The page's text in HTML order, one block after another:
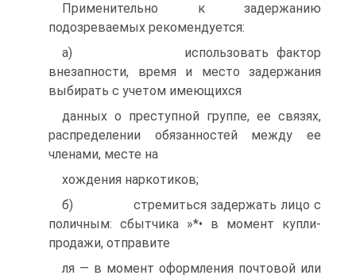
Применительно к задержанию
подозреваемых рекомендуется:
а) использовать фактор
внезапности, время и место задержания
выбирать с учетом имеющихся
данных о преступной группе, ее связях,
распределении обязанностей между ее
членами, месте на
хождения наркотиков;
б) стремиться задержать лицо с
поличным: сбытчика »*• в момент купли-
продажи, отправите
ля — в момент оформления почтовой или